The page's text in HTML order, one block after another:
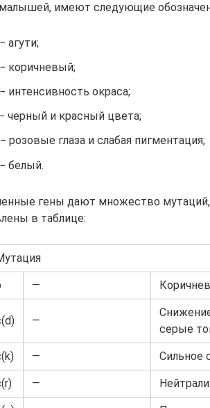
имеют следующие
агути;
коричневый;
интенсивность окраса;
черный и красный цвета;
розовые глаза и слабая пигментация;
белый.
гены дают множество
в таблице:
—
—
серые
— Сильное
—